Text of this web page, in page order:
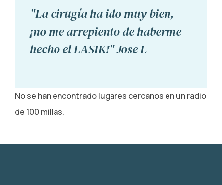
"La cirugía ha ido muy bien,
¡no me arrepiento de haberme
hecho el LASIK!" Jose L
No se han encontrado lugares cercanos en un radio
de 100 millas.